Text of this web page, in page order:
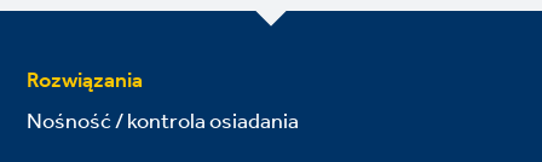
Rozwiązania
Nośność / kontrola osiadania